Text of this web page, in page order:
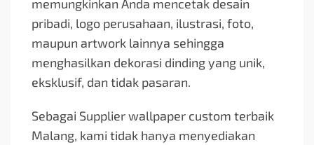
memungkinkan Anda mencetak desain
pribadi, logo perusahaan, ilustrasi, foto,
maupun artwork lainnya sehingga
menghasilkan dekorasi dinding yang unik,
eksklusif, dan tidak pasaran.
Sebagai Supplier wallpaper custom terbaik
Malang, kami tidak hanya menyediakan